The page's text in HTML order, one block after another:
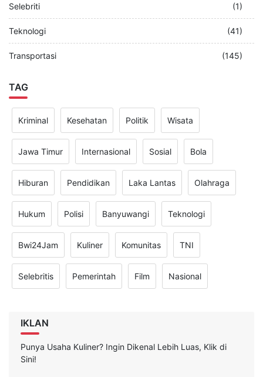
Selebriti (1)
Teknologi (41)
Transportasi (145)
TAG
Kriminal Kesehatan Politik Wisata
Jawa Timur Internasional Sosial Bola
Hiburan Pendidikan Laka Lantas Olahraga
Hukum Polisi Banyuwangi Teknologi
Bwi24Jam Kuliner Komunitas TNI
Selebritis Pemerintah Film Nasional
IKLAN
Punya Usaha Kuliner? Ingin Dikenal Lebih Luas, Klik di
Sini!